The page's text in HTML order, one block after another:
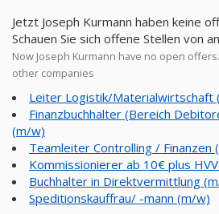
Jetzt Joseph Kurmann haben keine
Schauen Sie sich offene Stellen von
Now Joseph Kurmann have no open
other companies
Leiter Logistik/Materialwirtschaft
Finanzbuchhalter (Bereich
(m/w)
Teamleiter Controlling / Finanzen
Kommissionierer ab 10€ plus
Buchhalter in Direktvermittlung
Speditionskauffrau/ -mann (m/w)